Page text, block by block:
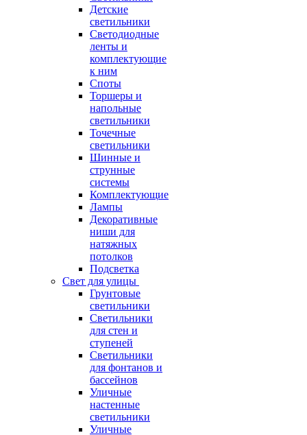
Детские
светильники
Светодиодные
ленты и
комплектующие
к ним
Споты
Торшеры и
напольные
светильники
Точечные
светильники
Шинные и
струнные
системы
Комплектующие
Лампы
Декоративные
ниши для
натяжных
потолков
Подсветка
Свет для улицы
Грунтовые
светильники
Светильники
для стен и
ступеней
Светильники
для фонтанов и
бассейнов
Уличные
настенные
светильники
Уличные